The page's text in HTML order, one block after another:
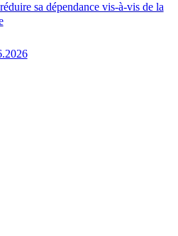
sa dépendance vis-à-vis de la